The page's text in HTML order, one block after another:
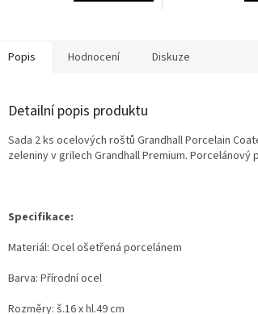
Popis Hodnocení Diskuze
Detailní popis produktu
Sada 2 ks ocelových roštů Grandhall Porcelain
zeleniny v grilech Grandhall Premium. Porcelánový
Specifikace:
Materiál: Ocel ošetřená porcelánem
Barva: Přírodní ocel
Rozměry: š.16 x hl.49 cm